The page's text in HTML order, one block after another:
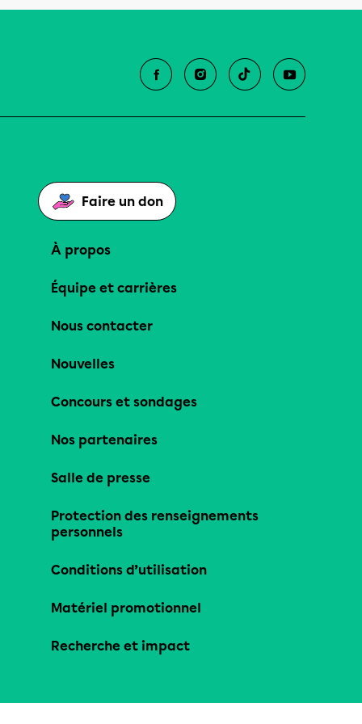
Faire un don
À propos
Équipe et carrières
Nous contacter
Nouvelles
Concours et sondages
Nos partenaires
Salle de presse
Protection des renseignements
personnels
Conditions d’utilisation
Matériel promotionnel
Recherche et impact